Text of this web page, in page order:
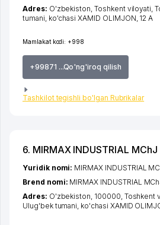
Mamlakat kodi: +998
+99871 ...Qo'ng'iroq qilish
Tashkilot tegishli bo'lgan Rubrikalar
Adres: O'zbekiston,Toshkent viloyati ,
tumani ko'chasi XAMID OLIMJON , 12 А
6. MIRMAX INDUSTRIAL MChJ
Yuridik nomi: MIRMAX INDUSTRIAL
Brend nomi: MIRMAX INDUSTRIAL
Adres: O'zbekiston, 100000, Toshkent
Ulug'bek tumani, ko'chasi XAMID